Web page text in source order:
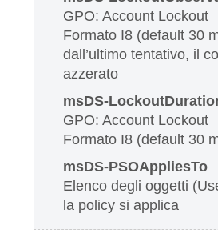
GPO: Account Lockout
Formato I8 (default 30
dall’ultimo tentativo, il
azzerato
msDS-
GPO: Account Lockout
Formato I8 (default 30
msDS-PSOAppliesTo
Elenco degli oggetti
la policy si applica